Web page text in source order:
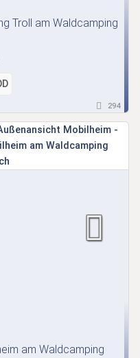
Troll am Waldcamping
294
am Waldcamping